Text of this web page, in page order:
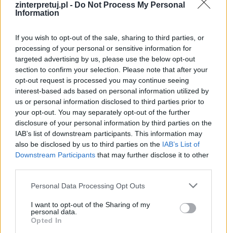
zinterpretuj.pl - Do Not Process My Personal
Information
If you wish to opt-out of the sale, sharing to third parties, or
processing of your personal or sensitive information for
targeted advertising by us, please use the below opt-out
section to confirm your selection. Please note that after your
opt-out request is processed you may continue seeing
interest-based ads based on personal information utilized by
us or personal information disclosed to third parties prior to
your opt-out. You may separately opt-out of the further
disclosure of your personal information by third parties on the
IAB’s list of downstream participants. This information may
also be disclosed by us to third parties on the IAB’s List of
Downstream Participants that may further disclose it to other
Personal Data Processing Opt Outs
I want to opt-out of the Sharing of my
personal data.
Opted In
podobne kroki w polskiej literaturze decydowali
Aleksander Wat czy Stanisław Młodożeniec.
Co ciekawe, swój zbiór Tuwim zadedykował
kompozytorowiKarolowi Szymańskiemu, który
do tych nietypowych wierszy skomponował
muzykę. Swoje opracowanie nazwał „Słopiewnie
op. 46bis. Pięć pieśni do słów Juliana Tuwima
na głos i fortepian”. Wspólnie zapoczątkowali
więc nurtfolklorystyczno-narodowy,
inspirowany silnie kulturą Prasłowian.
W wierszu pojawiają się zapożyczenia z języka
słowiańskich, m.in.
ukraińskiego